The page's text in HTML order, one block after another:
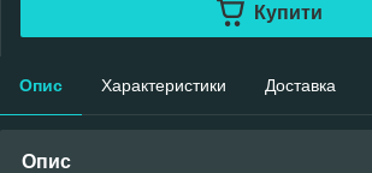
Купити
Опис Характеристики Доставка
Опис